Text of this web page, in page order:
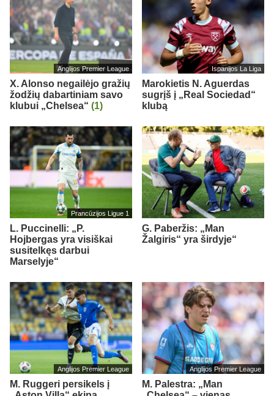
Anglijos Premier League
X. Alonso negailėjo gražių
žodžių dabartiniam savo
klubui „Chelsea“ (1)
Ispanijos La Liga
Marokietis N. Aguerdas
sugrįš į „Real Sociedad“
klubą
Prancūzijos Ligue 1
L. Puccinelli: „P.
Hojbergas yra visiškai
susitelkęs darbui
Marselyje“
G. Paberžis: „Man
Žalgiris“ yra širdyje“
Anglijos Premier League
M. Ruggeri persikels į
Anglijos Premier League
M. Palestra: „Man